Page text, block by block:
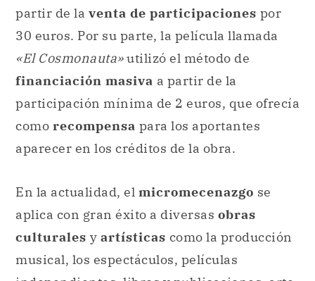
partir de la venta de participaciones por
30 euros. Por su parte, la película llamada
«El Cosmonauta»utilizó el método de
financiación masiva a partir de la
participación mínima de 2 euros, que ofrecía
como recompensa para los aportantes
aparecer en los créditos de la obra.
En la actualidad, el micromecenazgo se
aplica con gran éxito a diversas obras
culturales y artísticas como la producción
musical, los espectáculos, películas